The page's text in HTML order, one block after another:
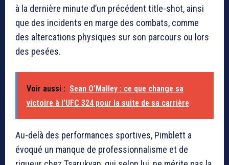
à la dernière minute d’un précédent title-shot, ainsi
que des incidents en marge des combats, comme
des altercations physiques sur son parcours ou lors
des pesées.
Voir aussi : Sean O’Malley : ce que change sa
victoire à l’UFC 324 pour la suite de sa carrière
Au-delà des performances sportives, Pimblett a
évoqué un manque de professionnalisme et de